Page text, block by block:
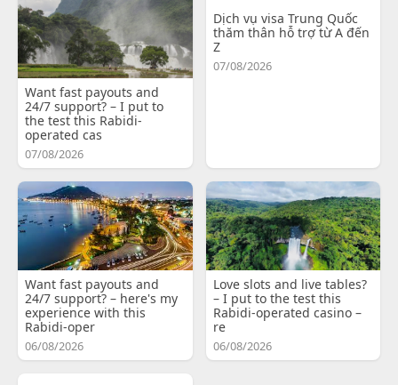
Want fast payouts and
24/7 support? – I put to
the test this Rabidi-
operated cas
07/08/2026
Dịch vụ visa Trung Quốc
thăm thân hỗ trợ từ A đến
Z
07/08/2026
Want fast payouts and
24/7 support? – here's my
experience with this
Rabidi-oper
06/08/2026
Love slots and live tables?
– I put to the test this
Rabidi-operated casino –
re
06/08/2026